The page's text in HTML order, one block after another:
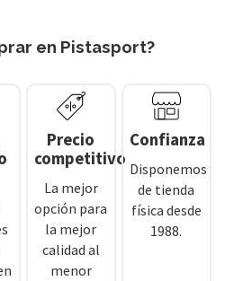
en Pistasport?
Precio
competitivo
La mejor
opción para
la mejor
calidad al
menor
Confianza
Disponemos
de tienda
física desde
1988.